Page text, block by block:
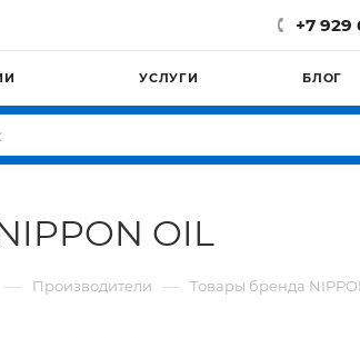
+7 929
УСЛУГИ БЛОГ
OIL
— Производители — Товары бренда